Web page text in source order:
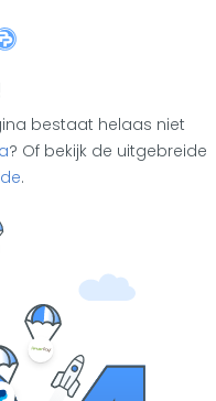
bestaat helaas niet
? Of bekijk de uitgebreide
.